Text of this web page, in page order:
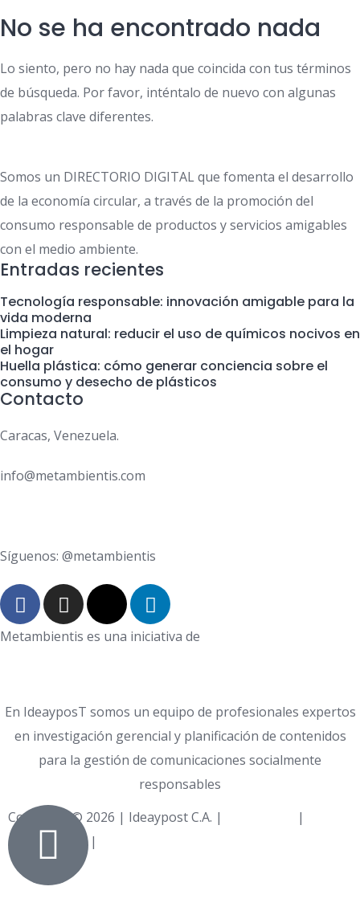
No se ha encontrado nada
Lo siento, pero no hay nada que coincida con tus términos
de búsqueda. Por favor, inténtalo de nuevo con algunas
palabras clave diferentes.
Somos un DIRECTORIO DIGITAL que fomenta el desarrollo
de la economía circular, a través de la promoción del
consumo responsable de productos y servicios amigables
con el medio ambiente.
Entradas recientes
Tecnología responsable: innovación amigable para la
vida moderna
Limpieza natural: reducir el uso de químicos nocivos en
el hogar
Huella plástica: cómo generar conciencia sobre el
consumo y desecho de plásticos
Contacto
Caracas, Venezuela.
info@metambientis.com
Síguenos: @metambientis
Metambientis es una iniciativa de
En IdeayposT somos un equipo de profesionales expertos
en investigación gerencial y planificación de contenidos
para la gestión de comunicaciones socialmente
responsables
Copyright © 2026 | Ideaypost C.A. |
|
de Privacidad |